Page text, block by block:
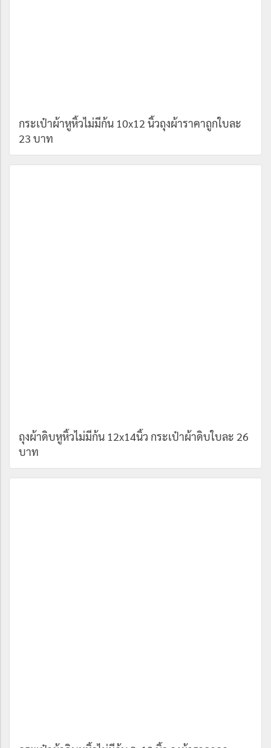
กระเป๋าผ้าหูหิ้วไม่มีก้น 10x12 นิ้วถุงผ้าราคาถูกใบละ
23 บาท
ถุงผ้าดิบหูหิ้วไม่มีก้น 12x14นิ้ว กระเป๋าผ้าดิบใบละ 26
บาท